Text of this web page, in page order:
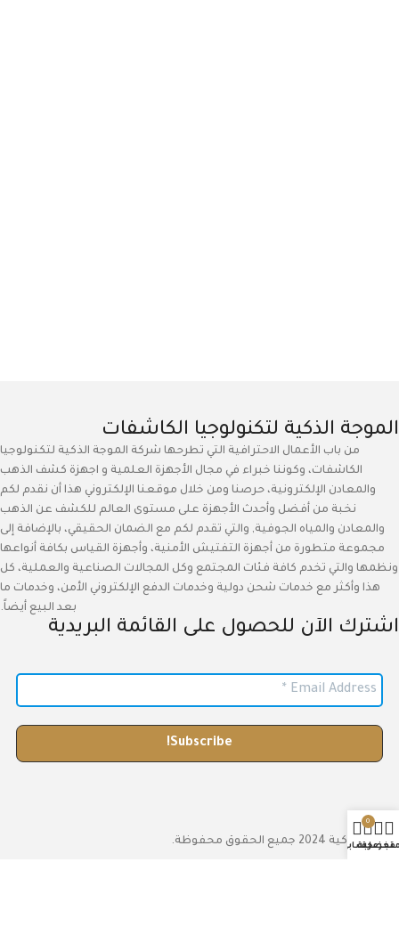
الموجة الذكية لتكنولوجيا الكاشفات
من باب الأعمال الاحترافية التي تطرحها شركة الموجة الذكية لتكنولوجيا
الكاشفات، وكوننا خبراء في مجال الأجهزة العلمية و اجهزة كشف الذهب
والمعادن الإلكترونية، حرصنا ومن خلال موقعنا الإلكتروني هذا أن نقدم لكم
نخبة من أفضل وأحدث الأجهزة على مستوى العالم للكشف عن الذهب
والمعادن والمياه الجوفية, والتي تقدم لكم مع الضمان الحقيقي، بالإضافة إلى
مجموعة متطورة من أجهزة التفتيش الأمنية، وأجهزة القياس بكافة أنواعها
ونظمها والتي تخدم كافة فئات المجتمع وكل المجالات الصناعية والعملية، كل
هذا وأكثر مع خدمات شحن دولية وخدمات الدفع الإلكتروني الأمن، وخدمات ما
بعد البيع أيضاً.
اشترك الآن للحصول على القائمة البريدية
الموجة الذكية 2024 جميع الحقوق محفوظة.
مفضلة
0
عربة
حسابي